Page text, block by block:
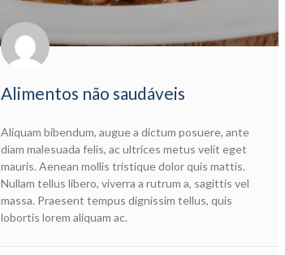
Alimentos não saudáveis
Aliquam bibendum, augue a dictum posuere, ante
diam malesuada felis, ac ultrices metus velit eget
mauris. Aenean mollis tristique dolor quis mattis.
Nullam tellus libero, viverra a rutrum a, sagittis vel
massa. Praesent tempus dignissim tellus, quis
lobortis lorem aliquam ac.